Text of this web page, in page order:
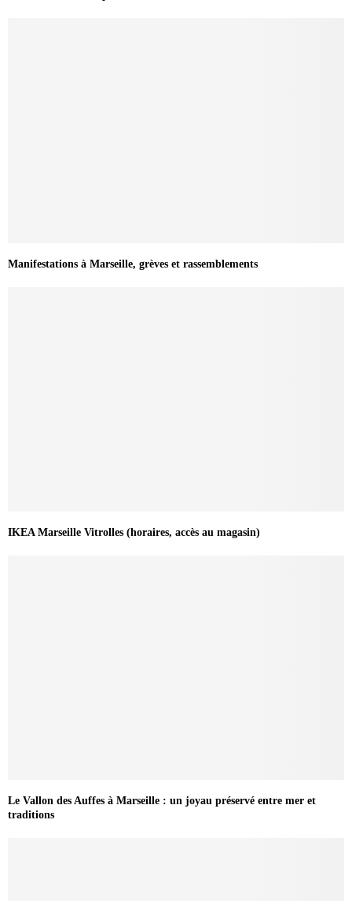
Manifestations à Marseille, grèves et rassemblements
IKEA Marseille Vitrolles (horaires, accès au magasin)
Le Vallon des Auffes à Marseille : un joyau préservé entre mer et
traditions